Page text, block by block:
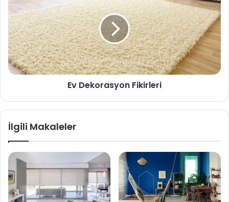
Ev Dekorasyon Fikirleri
İlgili Makaleler